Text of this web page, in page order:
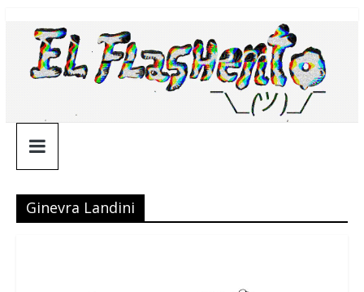
contenido
¯\_(ツ)_/
¯
Ginevra Landini